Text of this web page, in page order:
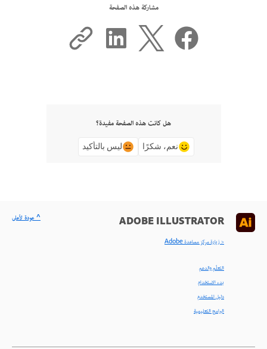
مشاركة هذه الصفحة
هل كانت هذه الصفحة مفيدة؟
نعم، شكرًا ليس بالتأكيد
ADOBE ILLUSTRATOR
< زيارة مركز مساعدة Adobe
التعلّم والدعم
بدء الاستخدام
دليل المستخدم
البرامج التعليمية
^ عودة لأعلى